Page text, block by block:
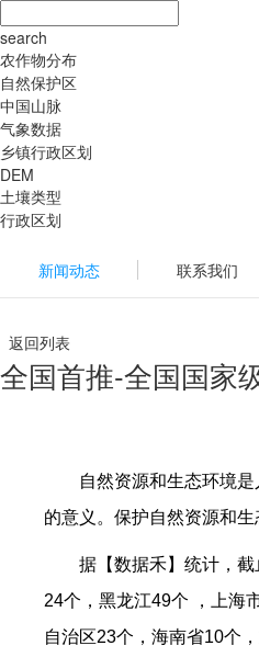
search
农作物分布
自然保护区
中国山脉
气象数据
乡镇行政区划
DEM
土壤类型
行政区划
新闻动态 联系我们
返回列表
全国首推-全国国家
自然资源和生态环境
的意义。保护自然资源和
据【数据禾】统计，
24个，黑龙江49个 ，上海
自治区23个，海南省10个